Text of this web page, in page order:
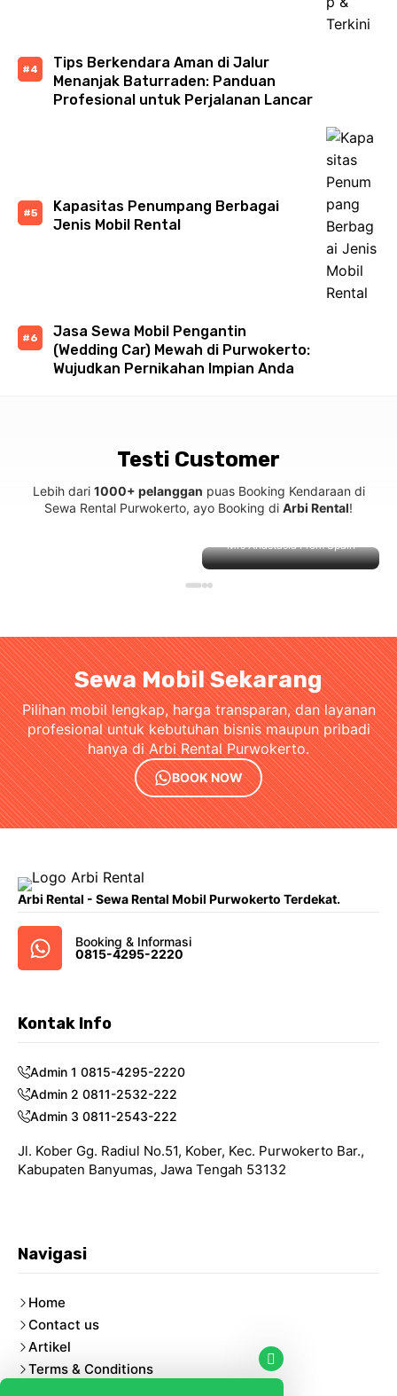
Tips Berkendara Aman di Jalur
Menanjak Baturraden: Panduan
Profesional untuk Perjalanan Lancar
Kapasitas Penumpang Berbagai
Jenis Mobil Rental
Jasa Sewa Mobil Pengantin
(Wedding Car) Mewah di Purwokerto:
Wujudkan Pernikahan Impian Anda
Testi Customer
Lebih dari 1000+ pelanggan puas Booking Kendaraan di
Sewa Rental Purwokerto, ayo Booking di Arbi Rental!
Mrs Anastasia From Spain
Sewa Mobil Sekarang
Pilihan mobil lengkap, harga transparan, dan layanan
profesional untuk kebutuhan bisnis maupun pribadi
hanya di Arbi Rental Purwokerto.
BOOK NOW
Arbi Rental - Sewa Rental Mobil Purwokerto Terdekat.
Booking & Informasi
0815-4295-2220
Kontak Info
Admin 1 0815-4295-2220
Admin 2 0811-2532-222
Admin 3 0811-2543-222
Jl. Kober Gg. Radiul No.51, Kober, Kec. Purwokerto Bar.,
Kabupaten Banyumas, Jawa Tengah 53132
Navigasi
Home
Contact us
Artikel
Terms & Conditions